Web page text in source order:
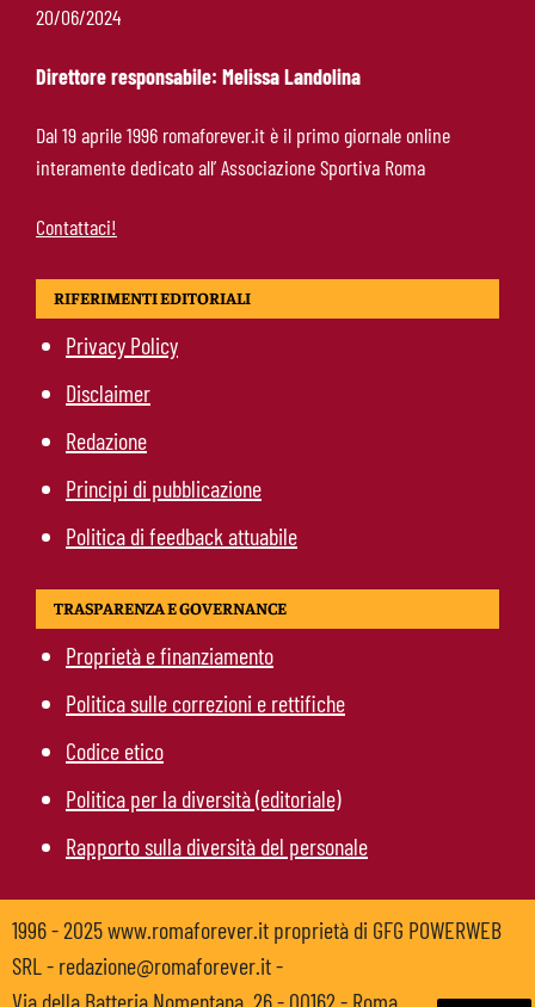
Mercato Roma, Gasperini aspetta ancora il suo
trequartista: Nusa sfuma, ora Fofana e Gittens
20/06/2024
Direttore responsabile: Melissa Landolina
Dal 19 aprile 1996 romaforever.it è il primo giornale online
interamente dedicato all’ Associazione Sportiva Roma
Contattaci!
RIFERIMENTI EDITORIALI
Privacy Policy
Disclaimer
Redazione
Principi di pubblicazione
Politica di feedback attuabile
TRASPARENZA E GOVERNANCE
Proprietà e finanziamento
Politica sulle correzioni e rettifiche
Codice etico
Politica per la diversità (editoriale)
Rapporto sulla diversità del personale
1996 - 2025 www.romaforever.it proprietà di GFG POWERWEB
SRL - redazione@romaforever.it -
Via della Batteria Nomentana, 26 - 00162 - Roma